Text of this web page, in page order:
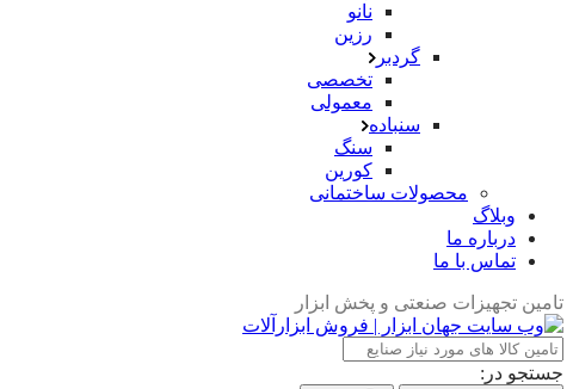
نانو
رزین
گردبر
تخصصی
معمولی
سنباده
سنگ
کورین
محصولات ساختمانی
وبلاگ
درباره ما
تماس با ما
تامین تجهیزات صنعتی و پخش ابزار
جستجو در: